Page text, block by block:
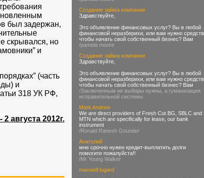
был задержан,
скрывался, но
и
(часть
и
318 УК РФ,
августа 2012г.
Создание займа компании
Здравствуйте,
Это объявление финансовых услуг? Вы в любой
финансовой неразберихи, или вам нужно средств,
чтобы начать свой собственный бизнес? Вам
/pamela moore
Создание займа компании
Здравствуйте,
Это объявление финансовых услуг? Вы в любой
финансовой неразберихи, или вам нужно средств,
чтобы начать свой собственный бизнес? Вам
/Заключенным не выборы нужны, а гуманизация
исправительной системы
Mark Andrew
We are direct providers of Fresh Cut BG, SBLC and
MTN which are specifically for lease, our bank
instrument
/Ronald Ranesh Gounder
Анатолий
мне срочно нужен кредит-выплатить долги
помогите пожалуйста!!
/Mr Young Walker
maxwell lugard